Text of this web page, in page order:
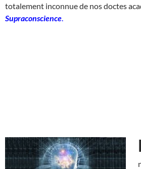
totalement inconnue de nos doctes
Supraconscience